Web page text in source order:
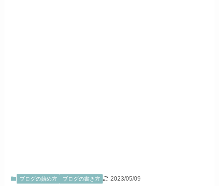
ブログの始め方 ブログの書き方 2023/05/09